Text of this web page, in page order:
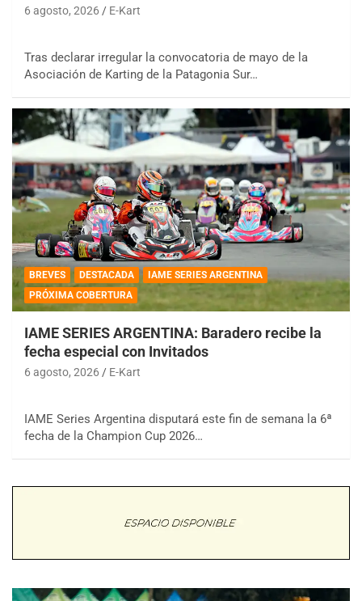
6 agosto, 2026 E-Kart
Tras declarar irregular la convocatoria de mayo de la
Asociación de Karting de la Patagonia Sur…
BREVES DESTACADA
IAME SERIES ARGENTINA
PRÓXIMA COBERTURA
IAME SERIES ARGENTINA: Baradero recibe la
fecha especial con Invitados
6 agosto, 2026 E-Kart
IAME Series Argentina disputará este fin de semana la 6ª
fecha de la Champion Cup 2026…